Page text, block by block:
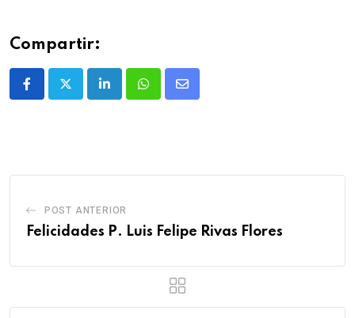
Compartir:
POST ANTERIOR
Felicidades P. Luis Felipe Rivas Flores